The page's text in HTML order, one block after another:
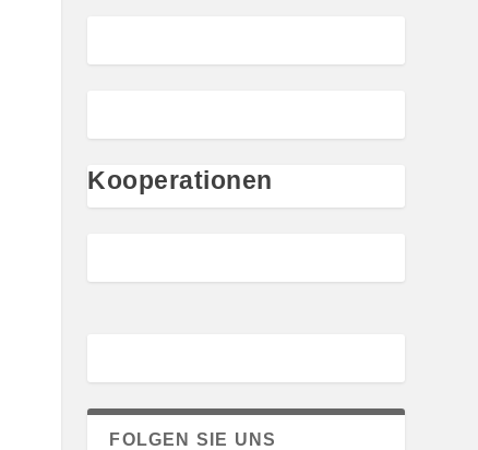
Kooperationen
FOLGEN SIE UNS